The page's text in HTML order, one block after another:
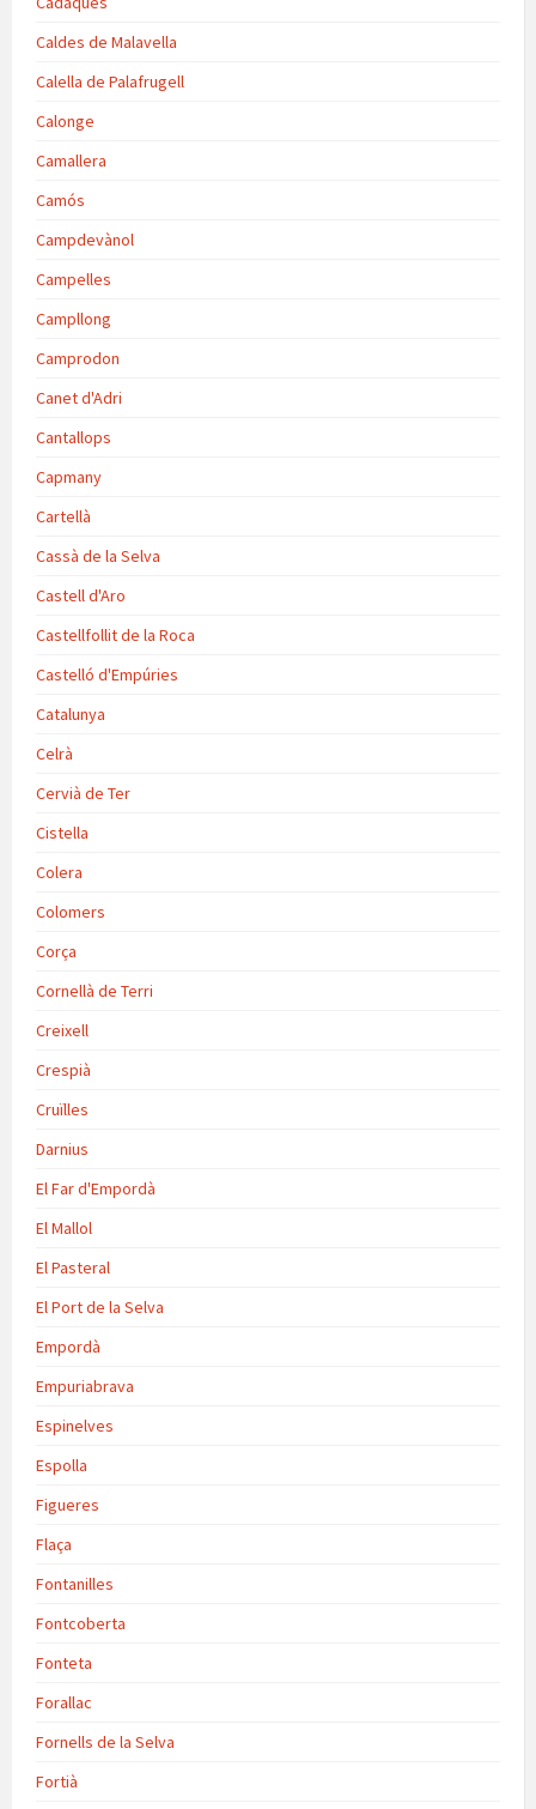
Caldes de Malavella
Calella de Palafrugell
Calonge
Camallera
Camós
Campdevànol
Campelles
Campllong
Camprodon
Canet d'Adri
Cantallops
Capmany
Cartellà
Cassà de la Selva
Castell d'Aro
Castellfollit de la Roca
Castelló d'Empúries
Catalunya
Celrà
Cervià de Ter
Cistella
Colera
Colomers
Corça
Cornellà de Terri
Creixell
Crespià
Cruïlles
Darnius
El Far d'Empordà
El Mallol
El Pasteral
El Port de la Selva
Empordà
Empuriabrava
Espinelves
Espolla
Figueres
Flaça
Fontanilles
Fontcoberta
Fonteta
Forallac
Fornells de la Selva
Fortià